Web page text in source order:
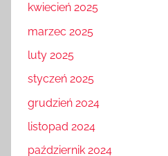
kwiecień 2025
marzec 2025
luty 2025
styczeń 2025
grudzień 2024
listopad 2024
październik 2024